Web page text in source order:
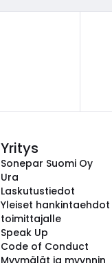
Yritys
Sonepar Suomi Oy
Ura
Laskutustiedot
Yleiset hankintaehdot
toimittajalle
Speak Up
Code of Conduct
Myymälät ja myynnin